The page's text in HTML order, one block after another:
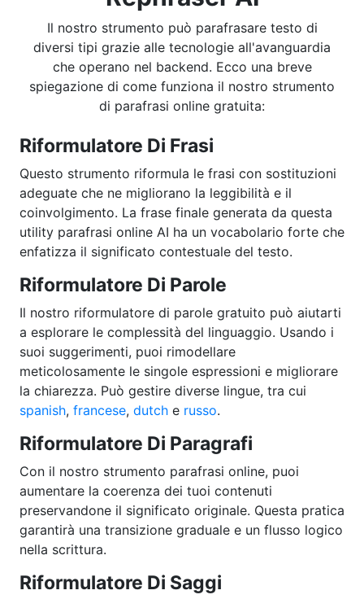
Il nostro strumento può parafrasare testo di
diversi tipi grazie alle tecnologie all'avanguardia
che operano nel backend. Ecco una breve
spiegazione di come funziona il nostro strumento
di parafrasi online gratuita:
Riformulatore Di Frasi
Questo strumento riformula le frasi con sostituzioni
adeguate che ne migliorano la leggibilità e il
coinvolgimento. La frase finale generata da questa
utility parafrasi online AI ha un vocabolario forte che
enfatizza il significato contestuale del testo.
Riformulatore Di Parole
Il nostro riformulatore di parole gratuito può aiutarti
a esplorare le complessità del linguaggio. Usando i
suoi suggerimenti, puoi rimodellare
meticolosamente le singole espressioni e migliorare
la chiarezza. Può gestire diverse lingue, tra cui
spanish, francese, dutch e russo.
Riformulatore Di Paragrafi
Con il nostro strumento parafrasi online, puoi
aumentare la coerenza dei tuoi contenuti
preservandone il significato originale. Questa pratica
garantirà una transizione graduale e un flusso logico
nella scrittura.
Riformulatore Di Saggi